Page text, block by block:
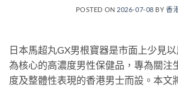
POSTED ON 2026-07-08 BY香
日本馬超丸GX男根寶器是市面上少見
為核心的高濃度男性保健品，專為關注
度及整體性表現的香港男士而設。本文